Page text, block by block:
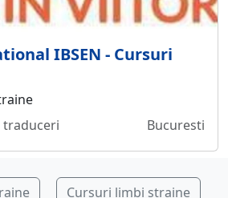
IBSEN - Cursuri
traduceri
Bucuresti
Cursuri limbi straine